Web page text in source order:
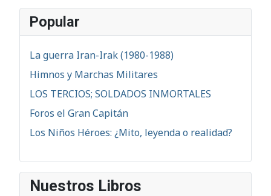
Popular
La guerra Iran-Irak (1980-1988)
Himnos y Marchas Militares
LOS TERCIOS; SOLDADOS INMORTALES
Foros el Gran Capitán
Los Niños Héroes: ¿Mito, leyenda o realidad?
Nuestros Libros